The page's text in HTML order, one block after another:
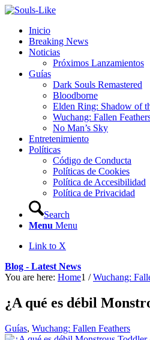
Inicio
Breaking News
Noticias
Próximos Lanzamientos
Guías
Dark Souls Remastered
Bloodborne
Elden Ring: Shadow of
Wuchang: Fallen
No Man’s Sky
Entretenimiento
Políticas
Código de Conducta
Políticas de Cookies
Política de Accesibilidad
Política de Privacidad
Search
Menu Menu
Link to X
Blog - Latest News
You are here: Home1 / Wuchang:
¿A qué es débil
Guías, Wuchang: Fallen Feathers